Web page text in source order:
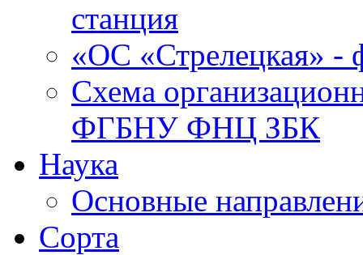
станция
«ОС «Стрелецкая»
Схема
ФГБНУ ФНЦ ЗБК
Наука
Основные
Сорта